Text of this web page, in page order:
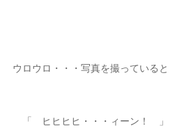
ウロウロ・・・写真を撮っていると
「 ヒヒヒヒ・・・ィーン！ 」